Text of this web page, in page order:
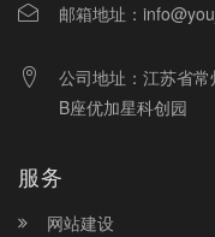
邮箱地址：
公司地址：江苏省
B座优加星科创园
服务
网站建设